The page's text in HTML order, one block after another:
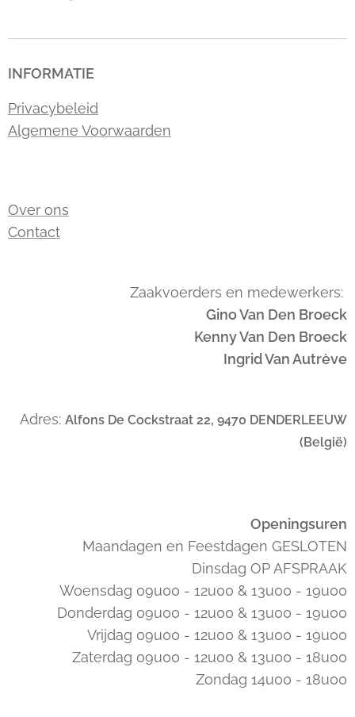
INFORMATIE
Privacybeleid
Algemene Voorwaarden
Over ons
Contact
Zaakvoerders en medewerkers:
Gino Van Den Broeck
Kenny Van Den Broeck
Ingrid Van Autrève
Adres: Alfons De Cockstraat 22, 9470 DENDERLEEUW
(België)
Openingsuren
Maandagen en Feestdagen GESLOTEN
Dinsdag OP AFSPRAAK
Woensdag 09u00 - 12u00 & 13u00 - 19u00
Donderdag 09u00 - 12u00 & 13u00 - 19u00
Vrijdag 09u00 - 12u00 & 13u00 - 19u00
Zaterdag 09u00 - 12u00 & 13u00 - 18u00
Zondag 14u00 - 18u00